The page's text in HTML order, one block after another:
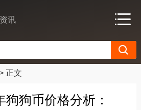
讯
正文
狗币价格分析：